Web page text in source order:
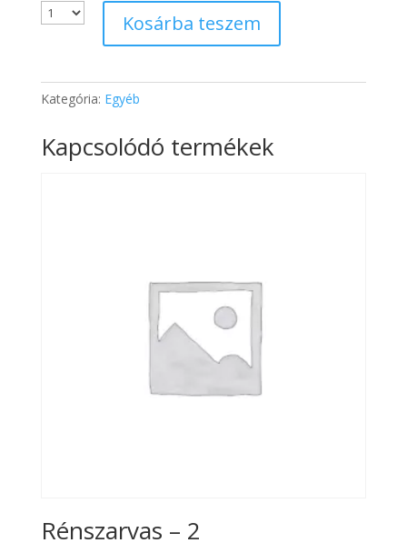
Kosárba teszem
Kategória: Egyéb
Kapcsolódó termékek
Rénszarvas – 2